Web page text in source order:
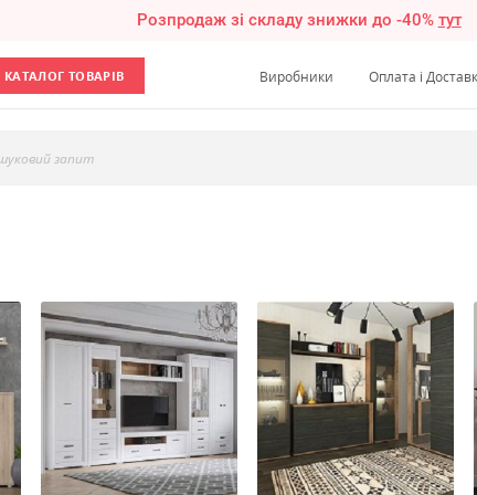
Розпродаж зі складу знижки до -40% тут
КАТАЛОГ ТОВАРІВ Виробники Оплата і
запит